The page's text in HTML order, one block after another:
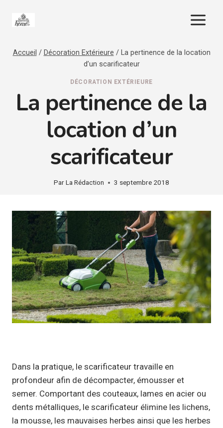
Accueil / Décoration Extérieure / La pertinence de la location
d’un scarificateur
DÉCORATION EXTÉRIEURE
La pertinence de la
location d’un
scarificateur
ParLa Rédaction 3 septembre 2018
Dans la pratique, le scarificateur travaille en
profondeur afin de décompacter, émousser et
semer. Comportant des couteaux, lames en acier ou
dents métalliques, le scarificateur élimine les lichens,
la mousse, les mauvaises herbes ainsi que les herbes